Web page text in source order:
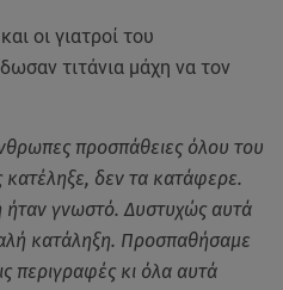
οι γιατροί του
τιτάνια μάχη να τον
προσπάθειες όλου του
δεν τα κατάφερε.
ήταν γνωστό. Δυστυχώς αυτά
κατάληξη. Προσπαθήσαμε
περιγραφές κι όλα αυτά